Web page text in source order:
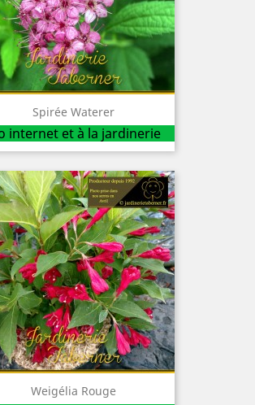
Spirée Waterer
internet et à la jardinerie
Weigélia Rouge